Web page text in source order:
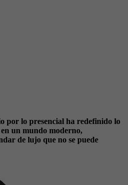
por lo presencial ha redefinido lo
un mundo moderno,
de lujo que no se puede